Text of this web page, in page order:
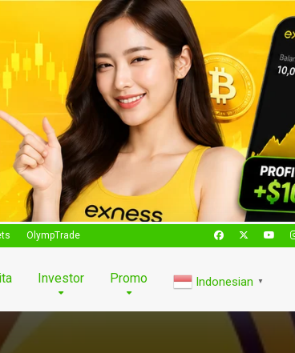
OlympTrade
Investor Promo Indonesian ▼